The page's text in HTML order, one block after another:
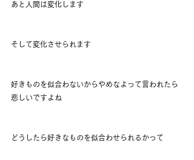
あと人間は変化します
そして変化させられます
好きものを似合わないからやめなよって言われたら
悲しいですよね
どうしたら好きなものを似合わせられるかって